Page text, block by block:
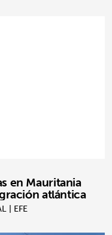
en Mauritania
atlántica
| EFE